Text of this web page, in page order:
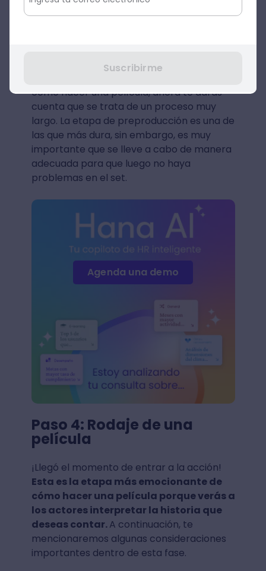
Solicita primero el envío de un
cómo hacer una película, ahora te darás
cuenta que se trata de un proceso muy
largo. La etapa de preproducción es una de
las que más dura, sin embargo, es muy
importante que se lleve a cabo de manera
adecuada para que luego no haya
problemas en el set.
Agenda una demo
Paso 4: Rodaje de una
película
¡Llegó el momento de entrar a la acción!
Esta es la etapa más emocionante de
cómo hacer una película porque verás a
los actores interpretar la historia que
deseas contar.A continuación, te
mencionaremos algunas consideraciones
importantes dentro de esta fase.
Suscribirme